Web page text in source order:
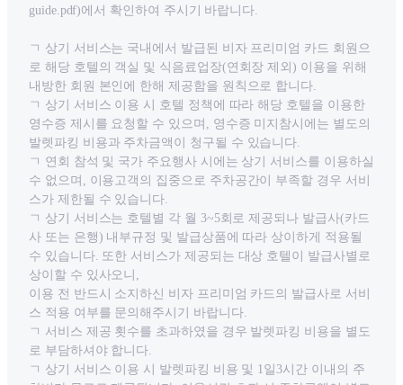
guide.pdf)에서 확인하여 주시기 바랍니다.
ㄱ 상기 서비스는 국내에서 발급된 비자 프리미엄 카드 회원으
로 해당 호텔의 객실 및 식음료업장(연회장 제외) 이용을 위해
내방한 회원 본인에 한해 제공함을 원칙으로 합니다.
ㄱ 상기 서비스 이용 시 호텔 정책에 따라 해당 호텔을 이용한
영수증 제시를 요청할 수 있으며, 영수증 미지참시에는 별도의
발렛파킹 비용과 주차금액이 청구될 수 있습니다.
ㄱ 연회 참석 및 국가 주요행사 시에는 상기 서비스를 이용하실
수 없으며, 이용고객의 집중으로 주차공간이 부족할 경우 서비
스가 제한될 수 있습니다.
ㄱ 상기 서비스는 호텔별 각 월 3~5회로 제공되나 발급사(카드
사 또는 은행) 내부규정 및 발급상품에 따라 상이하게 적용될
수 있습니다. 또한 서비스가 제공되는 대상 호텔이 발급사별로
상이할 수 있사오니,
이용 전 반드시 소지하신 비자 프리미엄 카드의 발급사로 서비
스 적용 여부를 문의해주시기 바랍니다.
ㄱ 서비스 제공 횟수를 초과하였을 경우 발렛파킹 비용을 별도
로 부담하셔야 합니다.
ㄱ 상기 서비스 이용 시 발렛파킹 비용 및 1일3시간 이내의 주